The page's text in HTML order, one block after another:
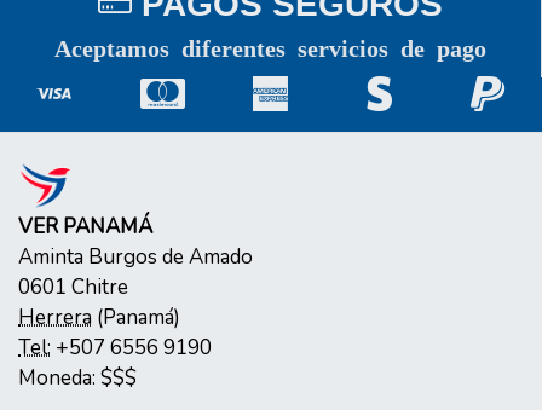
Aceptamos diferentes servicios de pago
VER PANAMÁ
Aminta Burgos de Amado
0601 Chitre
Herrera (Panamá)
Tel: +507 6556 9190
Moneda: $$$